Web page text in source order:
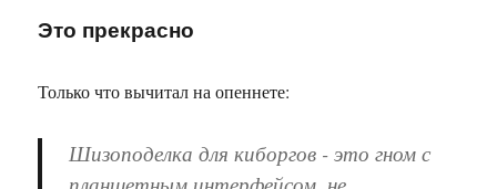
(ie11)
Это прекрасно
Только что вычитал на опеннете:
Шизоподелка для киборгов - это гном с